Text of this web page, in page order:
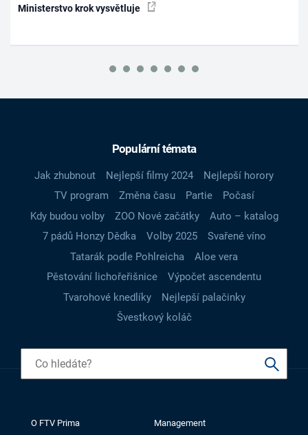
Ministerstvo krok vysvětluje
Populární témata
Jak zhubnout Nejlepší filmy 2024
Nejlepší horory
TV program
Změna času Partie
Počasí
Kdy budou volby
ZOO Nové začátky
Auto – katalog
7 pádů Honzy Dědka
Volby 2025
Svařené víno
Tatarák podle Pohlreicha
Aloe vera
Pěstování lichořeřišnice
Výpočet ascendentu
Tvarohové knedlíky
Nejlepší palačinky
Švestkový koláč
O FTV Prima
Management